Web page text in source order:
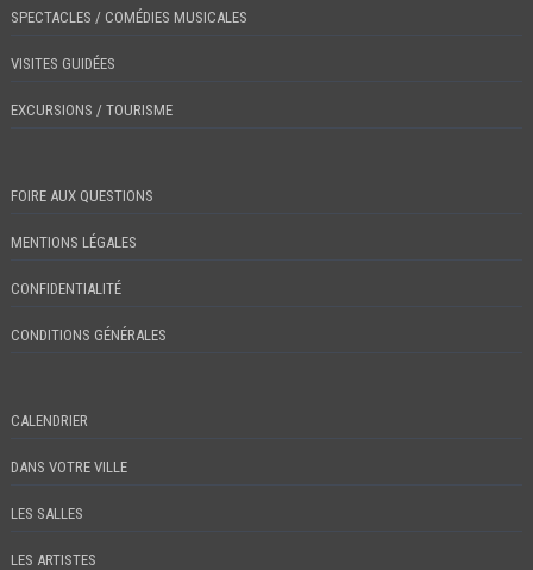
SPECTACLES / COMÉDIES MUSICALES
VISITES GUIDÉES
EXCURSIONS / TOURISME
FOIRE AUX QUESTIONS
MENTIONS LÉGALES
CONFIDENTIALITÉ
CONDITIONS GÉNÉRALES
CALENDRIER
DANS VOTRE VILLE
LES SALLES
LES ARTISTES